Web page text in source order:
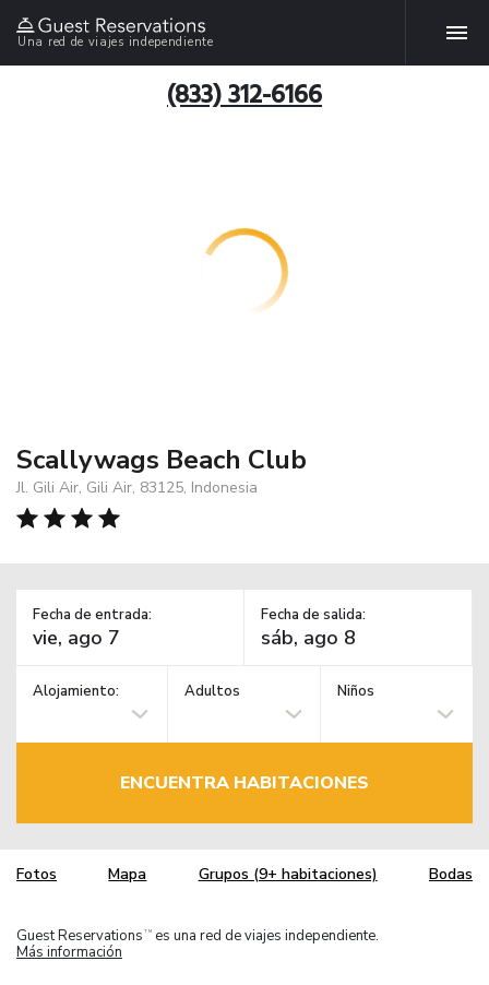
Una red de viajes independiente
(833) 312-6166
Scallywags Beach Club
Jl. Gili Air, Gili Air, 83125, Indonesia
Fecha de entrada: Fecha de salida:
Alojamiento: Adultos Niños
ENCUENTRA HABITACIONES
Fotos Mapa Grupos (9+ habitaciones) Bodas
Guest Reservations TM
es una red de viajes independiente.
Más información